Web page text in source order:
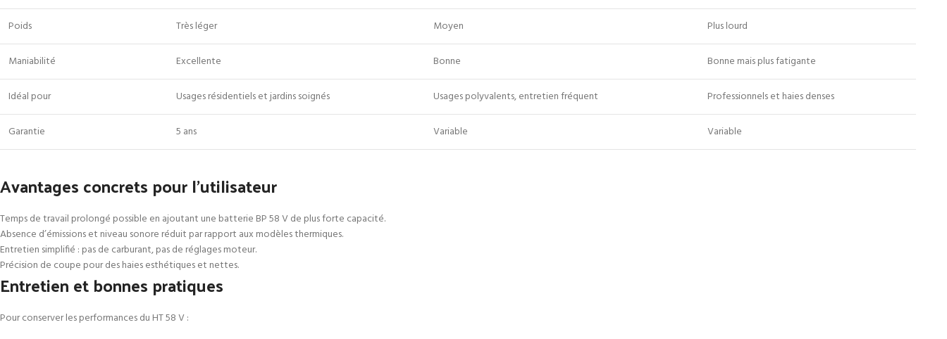
Poids Très léger Moyen Plus lourd
Maniabilité Excellente Bonne Bonne mais plus fatigante
Idéal pour Usages résidentiels et jardins soignés Usages polyvalents, entretien fréquent Professionnels et haies denses
Garantie 5 ans Variable Variable
Avantages concrets pour l’utilisateur
Temps de travail prolongé possible en ajoutant une batterie BP 58 V de plus forte capacité.
Absence d’émissions et niveau sonore réduit par rapport aux modèles thermiques.
Entretien simplifié : pas de carburant, pas de réglages moteur.
Précision de coupe pour des haies esthétiques et nettes.
Entretien et bonnes pratiques
Pour conserver les performances du HT 58 V :